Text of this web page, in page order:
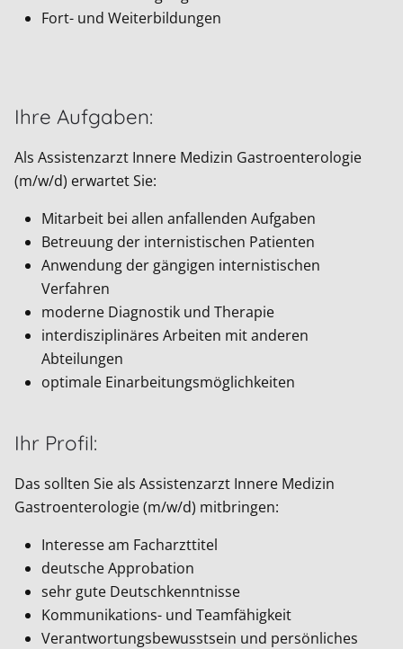
Fort- und Weiterbildungen
Ihre Aufgaben:
Als Assistenzarzt Innere Medizin Gastroenterologie
(m/w/d) erwartet Sie:
Mitarbeit bei allen anfallenden Aufgaben
Betreuung der internistischen Patienten
Anwendung der gängigen internistischen
Verfahren
moderne Diagnostik und Therapie
interdisziplinäres Arbeiten mit anderen
Abteilungen
optimale Einarbeitungsmöglichkeiten
Ihr Profil:
Das sollten Sie als Assistenzarzt Innere Medizin
Gastroenterologie (m/w/d) mitbringen:
Interesse am Facharzttitel
deutsche Approbation
sehr gute Deutschkenntnisse
Kommunikations- und Teamfähigkeit
Verantwortungsbewusstsein und persönliches